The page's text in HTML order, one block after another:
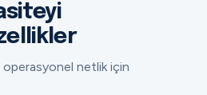
operasyonel netlik için